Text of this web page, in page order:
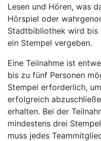
Lesen und Hören, was
Hörspiel oder
Stadtbibliothek wird bis
ein Stempel vergeben.
Eine Teilnahme ist
bis zu fünf Personen
Stempel erforderlich,
erfolgreich
erhalten. Bei der
mindestens drei
muss jedes